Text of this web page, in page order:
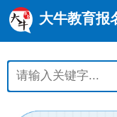
大牛教育报